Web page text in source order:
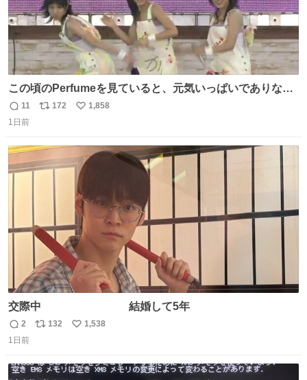
この頃のPerfumeを見ていると、元気いっぱいでありなが
ら決して感情に任せすぎることなく、しっかりと制御され
たダンスであることに新鮮に驚く。3人のあげた足の向き
こから積み重ねてきた努力や練習量が見て取れる…
返
信
11
リ
数
172
い
数
1,858
1日前
交際中 結婚して5年
返
信
2
リ
ト
132
い
数
1,538
1日前